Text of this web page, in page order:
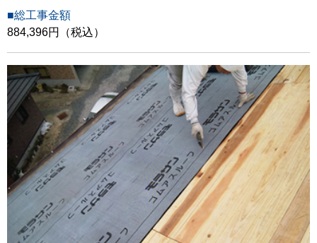
■総工事金額
884,396円（税込）